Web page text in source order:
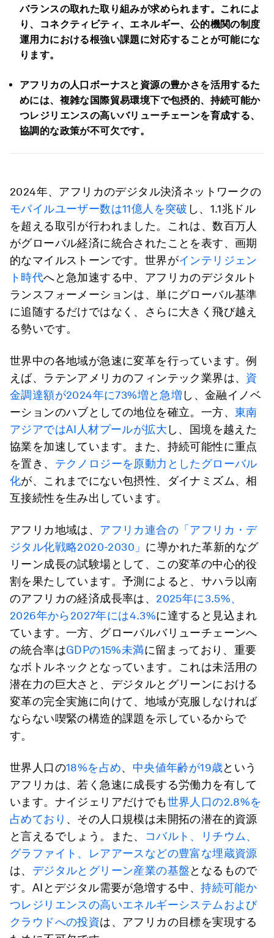
バランスの取れた取り組みが求められます。これによ
り、コネクティビティ、エネルギー、公的機関の制度
運用力における根強い課題に対応することが可能にな
ります。
アフリカの人口ボーナスと資源の豊かさを活用するた
めには、複雑な国際貿易環境下で包摂的、持続可能か
つレジリエンスの高いバリューチェーンを育成する、
協調的な政策が不可欠です。
2024年、アフリカのデジタル決済ネットワークの
モバイルユーザー数は11億人を突破 し、1.1兆ドル
を超える取引が行われました。これは、数百万人
がグローバル経済に統合されたことを表す、画期
的なマイルストーンです。世界がインテリジェン
ト時代へと急加速する中、アフリカのデジタルト
ランスフォーメーションは、単にグローバル基準
に追随するだけではなく、さらに大きく飛び越え
る勢いです。
世界中の各地域が急速に変革を行っています。例
えば、ラテンアメリカのフィンテック業界は、 資
金調達額が2024年に73%増と急増 し、金融イノベ
ーションのハブとしての地位を確立。一方、 東南
アジアではAI人材プールが拡大 し、国境を越えた
協業を加速しています。また、持続可能性に重点
を置き、 テクノロジーを原動力としたグローバル
化が、これまでにない包摂性、ダイナミズム、相
互接続性を生み出しています。
アフリカ地域は、 アフリカ連合の「アフリカ・デ
ジタル化戦略2020-2030」 に導かれた革新的なグ
リーン成長の試験場として、この変革の中心的役
割を果たしています。予測によると、サハラ以南
のアフリカの経済成長率は、 2025年に3.5%、
2026年から2027年には4.3%に達すると見込まれ
ています。一方、グローバルバリューチェーンへ
の統合率はGDPの15%未満に留まっており、重要
なボトルネックとなっています。これは未活用の
潜在力の巨大さと、デジタルとグリーンにおける
変革の完全実施に向けて、地域が克服しなければ
ならない喫緊の構造的課題を示しているからで
す。
世界人口の18%を占め、 中央値年齢が19歳という
アフリカは、若く急速に成長する労働力を有して
います。ナイジェリアだけでも世界人口の2.8%を
占めており 、その人口規模は未開拓の潜在的資源
と言えるでしょう。また、
コバルト、リチウム、
グラファイト、レアアースなどの豊富な埋蔵資源
は、 デジタルとグリーン産業の基盤となるもので
す。AIとデジタル需要が急増する中、持続可能か
つレジリエンスの高いエネルギーシステムおよび
クラウドへの投資は、アフリカの目標を実現する